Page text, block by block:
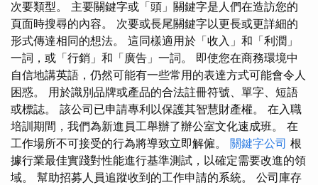
次要類型。 主要關鍵字或「頭」關鍵字是人們在造訪您的
頁面時搜尋的內容。 次要或長尾關鍵字以更長或更詳細的
形式傳達相同的想法。 這同樣適用於「收入」和「利潤」
一詞，或「行銷」和「廣告」一詞。 即使您在商務環境中
自信地講英語，仍然可能有一些常用的表達方式可能會令人
困惑。 用於識別品牌或產品的合法註冊符號、單字、短語
或標誌。 該公司已申請專利以保護其智慧財產權。 在入職
培訓期間，我們為新進員工舉辦了辦公室文化速成班。 在
工作場所不可接受的行為將導致立即解僱。 關鍵字公司 根
據行業最佳實踐對性能進行基準測試，以確定需要改進的領
域。 幫助招募人員追蹤收到的工作申請的系統。 公司庫存